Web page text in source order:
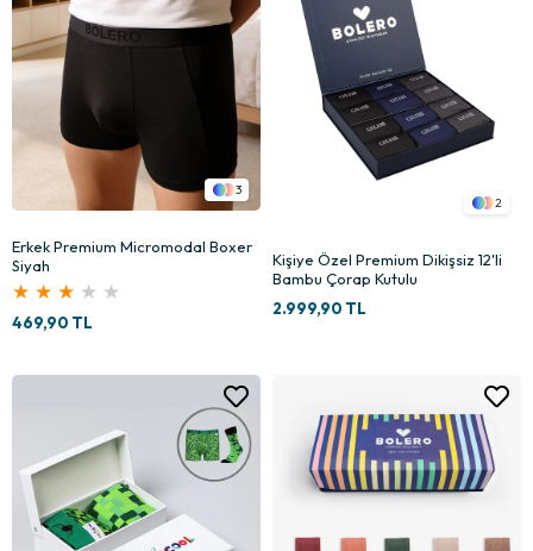
3
Erkek Premium Micromodal Boxer
Siyah
★ ★ ★ ★ ★
469,90 TL
2
Kişiye Özel Premium Dikişsiz 12'li
Bambu Çorap Kutulu
2.999,90 TL